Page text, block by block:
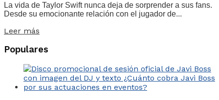
La vida de Taylor Swift nunca deja de sorprender a sus fans.
Desde su emocionante relación con el jugador de...
Leer más
Populares